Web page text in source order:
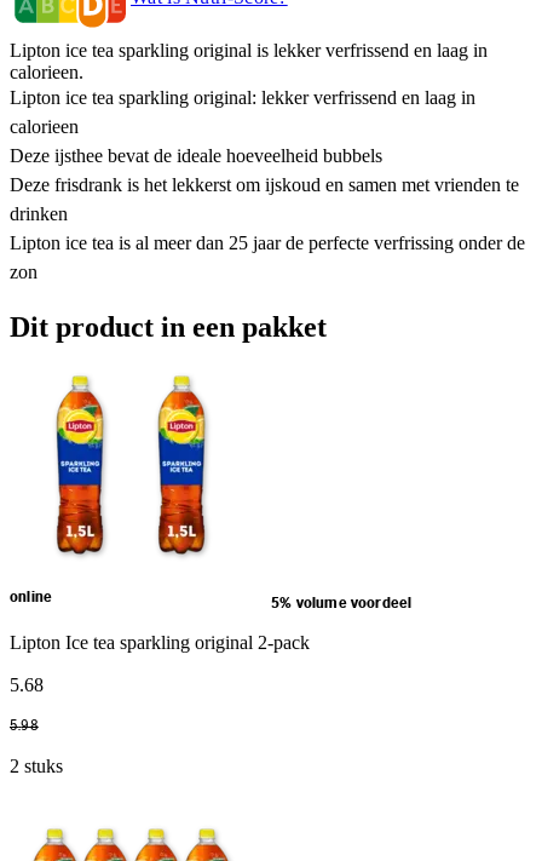
Lipton ice tea sparkling original is lekker verfrissend en laag in
calorieen.
Lipton ice tea sparkling original: lekker verfrissend en laag in
calorieen
Deze ijsthee bevat de ideale hoeveelheid bubbels
Deze frisdrank is het lekkerst om ijskoud en samen met vrienden te
drinken
Lipton ice tea is al meer dan 25 jaar de perfecte verfrissing onder de
zon
Dit product in een pakket
online 5% volume voordeel
Lipton Ice tea sparkling original 2-pack
5.68
5.98
2 stuks